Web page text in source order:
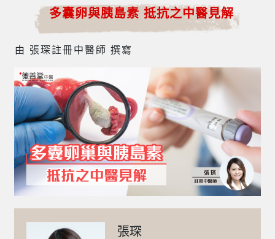
多囊卵與胰島素 抵抗之中醫見解
由 張琛註冊中醫師 撰寫
張琛